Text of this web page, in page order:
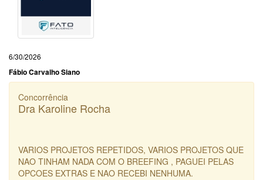
6/30/2026
Fábio Carvalho Siano
Concorrência
Dra Karoline Rocha
VARIOS PROJETOS REPETIDOS, VARIOS PROJETOS QUE
NAO TINHAM NADA COM O BREEFING , PAGUEI PELAS
OPCOES EXTRAS E NAO RECEBI NENHUMA.